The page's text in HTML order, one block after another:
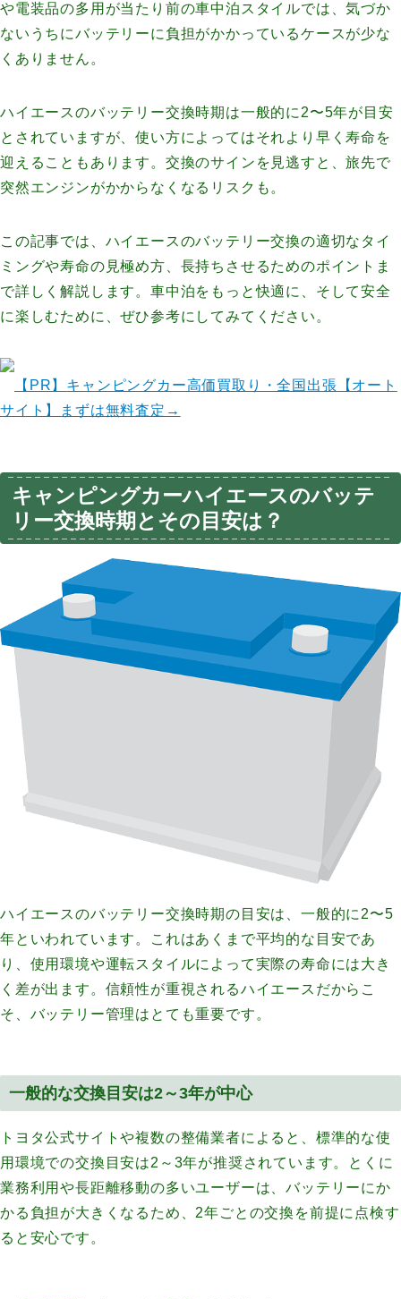
や電装品の多用が当たり前の車中泊スタイルでは、気づか
ないうちにバッテリーに負担がかかっているケースが少な
くありません。
ハイエースのバッテリー交換時期は一般的に2〜5年が目安
とされていますが、使い方によってはそれより早く寿命を
迎えることもあります。交換のサインを見逃すと、旅先で
突然エンジンがかからなくなるリスクも。
この記事では、ハイエースのバッテリー交換の適切なタイ
ミングや寿命の見極め方、長持ちさせるためのポイントま
で詳しく解説します。車中泊をもっと快適に、そして安全
に楽しむために、ぜひ参考にしてみてください。
【PR】 キャンピングカー高価買取り・全国出張【オート
サイト】まずは無料査定→
キャンピングカーハイエースのバッテ
リー交換時期とその目安は？
ハイエースのバッテリー交換時期の目安は、一般的に2〜5
年といわれています。これはあくまで平均的な目安であ
り、使用環境や運転スタイルによって実際の寿命には大き
く差が出ます。信頼性が重視されるハイエースだからこ
そ、バッテリー管理はとても重要です。
一般的な交換目安は2～3年が中心
トヨタ公式サイトや複数の整備業者によると、標準的な使
用環境での交換目安は2～3年が推奨されています。とくに
業務利用や長距離移動の多いユーザーは、バッテリーにか
かる負担が大きくなるため、2年ごとの交換を前提に点検す
ると安心です。